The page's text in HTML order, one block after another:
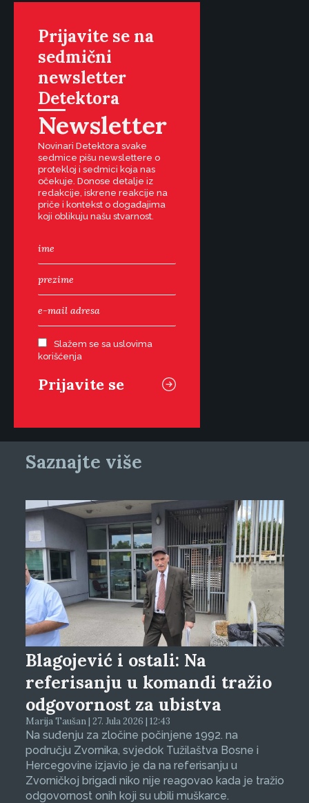
Prijavite se na
sedmični
newsletter
Detektora
Newsletter
Novinari Detektora svake
sedmice pišu newslettere o
protekloj i sedmici koja nas
očekuje. Donose detalje iz
redakcije, iskrene reakcije na
priče i kontekst o događajima
koji oblikuju našu stvarnost.
Slažem se sa uslovima
korišćenja
Saznajte više
Blagojević i ostali: Na
referisanju u komandi tražio
odgovornost za ubistva
Marija Taušan | 27. Jula 2026 | 12:43
Na suđenju za zločine počinjene 1992. na
području Zvornika, svjedok Tužilaštva Bosne i
Hercegovine izjavio je da na referisanju u
Zvorničkoj brigadi niko nije reagovao kada je tražio
odgovornost onih koji su ubili muškarce.